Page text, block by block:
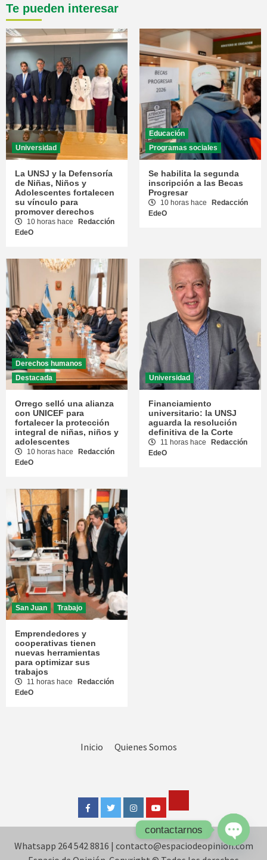
Te pueden interesar
Universidad
La UNSJ y la Defensoría
de Niñas, Niños y
Adolescentes fortalecen
su vínculo para
promover derechos
10 horas hace
Redacción
EdeO
Educación
Programas sociales
Se habilita la segunda
inscripción a las Becas
Progresar
10 horas hace
Redacción
EdeO
Derechos humanos
Destacada
Orrego selló una alianza
con UNICEF para
fortalecer la protección
integral de niñas, niños y
adolescentes
10 horas hace
Redacción
EdeO
Universidad
Financiamiento
universitario: la UNSJ
aguarda la resolución
definitiva de la Corte
11 horas hace
Redacción
EdeO
San Juan Trabajo
Emprendedores y
cooperativas tienen
nuevas herramientas
para optimizar sus
trabajos
11 horas hace
Redacción
EdeO
Inicio Quienes Somos
FacebookTwitterInstagramYoutube
Tok
Whatsapp 264 542 8816 | contacto@espaciodeopinion.com
contactarnos
Open